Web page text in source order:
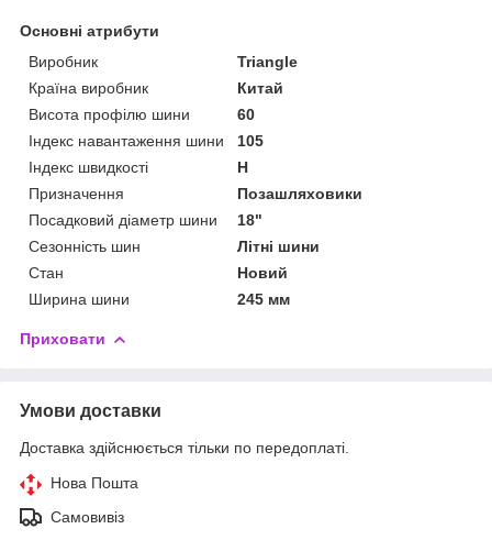
Основні атрибути
Виробник
Triangle
Країна виробник
Китай
Висота профілю шини
60
Індекс навантаження шини
105
Індекс швидкості
H
Призначення
Позашляховики
Посадковий діаметр шини
18"
Сезонність шин
Літні шини
Стан
Новий
Ширина шини
245 мм
Приховати
Умови доставки
Доставка здійснюється тільки по передоплаті.
Нова Пошта
Самовивіз